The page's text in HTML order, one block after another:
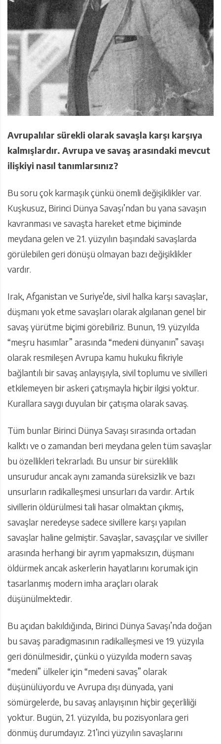
Avrupalılar sürekli olarak savaşla karşı karşıya
kalmışlardır. Avrupa ve savaş arasındaki mevcut
ilişkiyi nasıl tanımlarsınız?
Bu soru çok karmaşık çünkü önemli değişiklikler var.
Kuşkusuz, Birinci Dünya Savaşı’ndan bu yana savaşın
kavranması ve savaşta hareket etme biçiminde
meydana gelen ve 21. yüzyılın başındaki savaşlarda
görülebilen geri dönüşü olmayan bazı değişiklikler
vardır.
Irak, Afganistan ve Suriye’de, sivil halka karşı savaşlar,
düşmanı yok etme savaşları olarak algılanan genel bir
savaş yürütme biçimi görebiliriz. Bunun, 19. yüzyılda
“meşru hasımlar” arasında “medeni dünyanın” savaşı
olarak resmileşen Avrupa kamu hukuku fikriyle
bağlantılı bir savaş anlayışıyla, sivil toplumu ve sivilleri
etkilemeyen bir askeri çatışmayla hiçbir ilgisi yoktur.
Kurallara saygı duyulan bir çatışma olarak savaş.
Tüm bunlar Birinci Dünya Savaşı sırasında ortadan
kalktı ve o zamandan beri meydana gelen tüm savaşlar
bu özellikleri tekrarladı. Bu unsur bir süreklilik
unsurudur ancak aynı zamanda süreksizlik ve bazı
unsurların radikalleşmesi unsurları da vardır. Artık
sivillerin öldürülmesi tali hasar olmaktan çıkmış,
savaşlar neredeyse sadece sivillere karşı yapılan
savaşlar haline gelmiştir. Savaşlar, savaşçılar ve siviller
arasında herhangi bir ayrım yapmaksızın, düşmanı
öldürmek ancak askerlerin hayatlarını korumak için
tasarlanmış modern imha araçları olarak
düşünülmektedir.
Bu açıdan bakıldığında, Birinci Dünya Savaşı’nda doğan
bu savaş paradigmasının radikalleşmesi ve 19. yüzyıla
geri dönülmesidir, çünkü o yüzyılda modern savaş
“medeni” ülkeler için “medeni savaş” olarak
düşünülüyordu ve Avrupa dışı dünyada, yani
sömürgelerde, bu savaş anlayışının hiçbir geçerliliği
yoktur. Bugün, 21. yüzyılda, bu pozisyonlara geri
dönmüş durumdayız. 21’inci yüzyılın savaşlarını